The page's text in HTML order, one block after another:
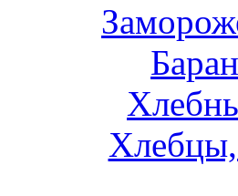
Хлебцы,